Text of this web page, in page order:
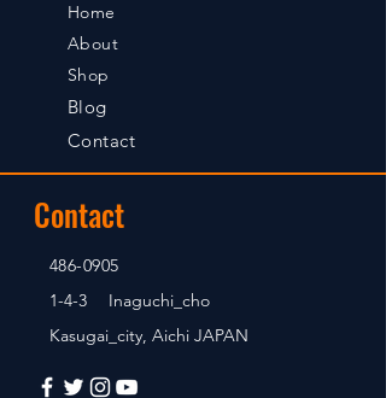
Home
About
Shop
Blog
Contact
Contact
486-0905
1-4-3 Inaguchi_cho
Kasugai_city, Aichi JAPAN